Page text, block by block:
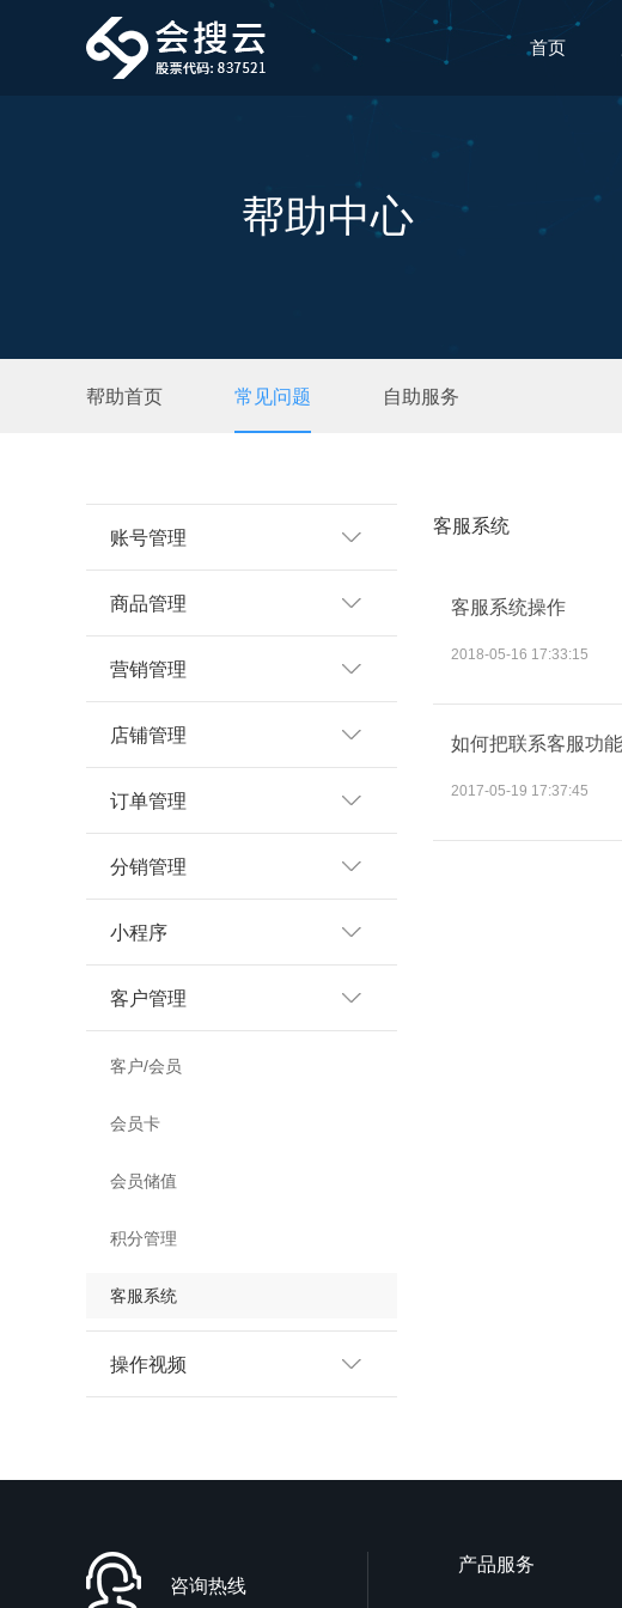
首页
帮助中心
帮助首页 常见问题 自助服务
账号管理
商品管理
营销管理
店铺管理
订单管理
分销管理
小程序
客户管理
客户/会员
会员卡
会员储值
积分管理
客服系统
操作视频
客服系统
客服系统操作
2018-05-16 17:33:15
如何把联系客服功
2017-05-19 17:37:45
咨询热线
产品服务